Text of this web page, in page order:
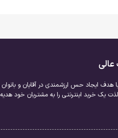
هدف ایجاد حس ارزشمندی در آقایان و
یک خرید اینترنتی را به مشتریان خود